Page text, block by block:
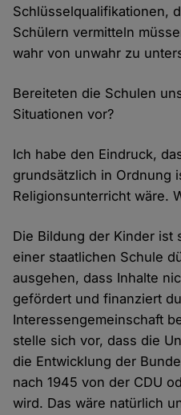
Schlüsselqualifikationen,
Schülern vermitteln
wahr von unwahr zu
Bereiteten die Schulen
Situationen vor?
Ich habe den Eindruck,
grundsätzlich in Ordnung
Religionsunterricht wäre.
Die Bildung der Kinder ist
einer staatlichen Schule
ausgehen, dass Inhalte
gefördert und finanziert
Interessengemeinschaft
stelle sich vor, dass die
die Entwicklung der
nach 1945 von der CDU
wird. Das wäre natürlich